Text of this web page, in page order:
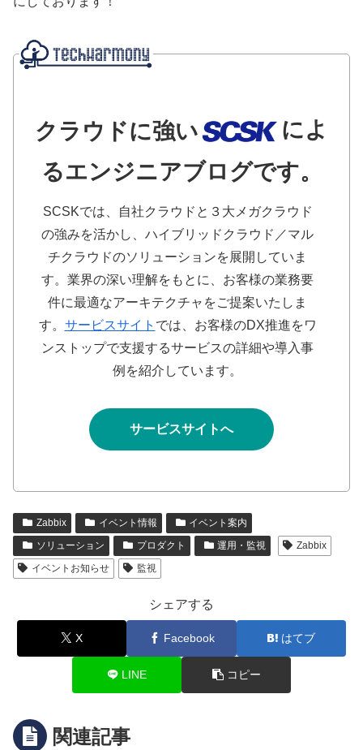
クラウドに強い
によ
るエンジニアブログです。
SCSKでは、自社クラウドと３大メガクラウド
の強みを活かし、ハイブリッドクラウド／マル
チクラウドのソリューションを展開していま
す。業界の深い理解をもとに、お客様の業務要
件に最適なアーキテクチャをご提案いたしま
す。 サービスサイト では、お客様のDX推進をワ
ンストップで支援するサービスの詳細や導入事
例を紹介しています。
サービスサイトへ
Zabbix イベント情報
イベント案内
ソリューション
プロダクト 運用・監視
Zabbix
イベントお知らせ
監視
シェアする
X Facebook はてブ
LINE コピー
関連記事